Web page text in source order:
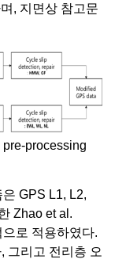
, 지면상 참고문
processing
GPS L1, L2,
Zhao et al.
로 적용하였다.
그리고 전리층 오